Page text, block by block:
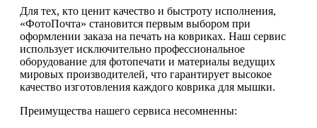
Для тех, кто ценит качество и быстроту исполнения,
«ФотоПочта» становится первым выбором при
оформлении заказа на печать на ковриках. Наш сервис
использует исключительно профессиональное
оборудование для фотопечати и материалы ведущих
мировых производителей, что гарантирует высокое
качество изготовления каждого коврика для мышки.
Преимущества нашего сервиса несомненны: